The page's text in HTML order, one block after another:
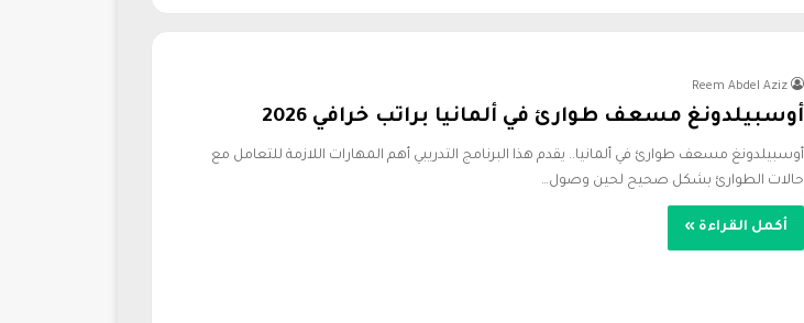
Reem Abdel Aziz
أوسبيلدونغ مسعف طوارئ في ألمانيا براتب خرافي 2026
أوسبيلدونغ مسعف طوارئ في ألمانيا.. يقدم هذا البرنامج التدريبي أهم المهارات اللازمة للتعامل مع
حالات الطوارئ بشكل صحيح لحين وصول…
أكمل القراءة »